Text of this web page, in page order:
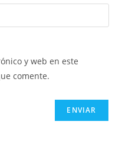
y web en este
comente.